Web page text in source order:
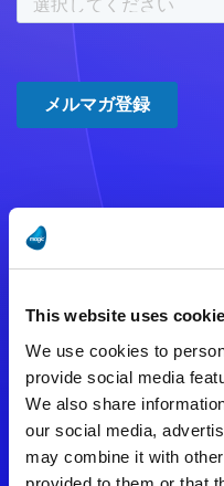
This website uses
We use cookies to
provide social media
We also share
our social media,
may combine it with
注意事項
ある可能性があります
メールアドレスをご確
再度手続きを行ってく